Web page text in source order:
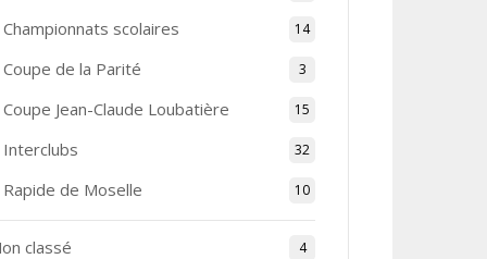
Championnats scolaires 14
Coupe de la Parité 3
Coupe Jean-Claude Loubatière 15
Interclubs 32
Rapide de Moselle 10
classé 4